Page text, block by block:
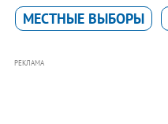
МЕСТНЫЕ ВЫБОРЫ
РЕКЛАМА